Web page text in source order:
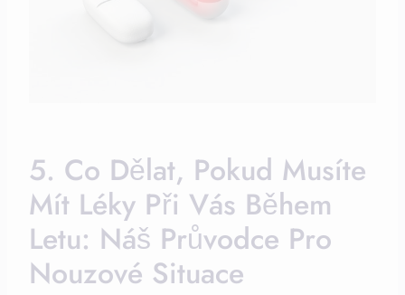
5. Co Dělat, Pokud Musíte
Mít Léky Při Vás Během
Letu: Náš Průvodce Pro
Nouzové Situace